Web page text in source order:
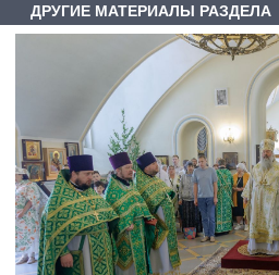
ДРУГИЕ МАТЕРИАЛЫ РАЗДЕЛА